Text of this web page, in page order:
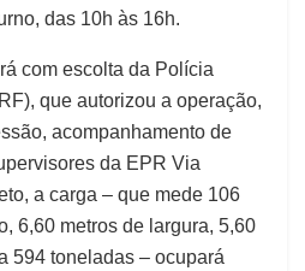
das 10h às 16h.
com escolta da Polícia
que autorizou a operação,
acompanhamento de
da EPR Via
a carga – que mede 106
6,60 metros de largura, 5,60
594 toneladas – ocupará